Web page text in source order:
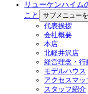
リューケンハイム
こと
サブメニュー
代表挨拶
会社概要
本店
北軽井沢店
経営理念・行
モデルハウス
アクセスマッ
スタッフ紹介